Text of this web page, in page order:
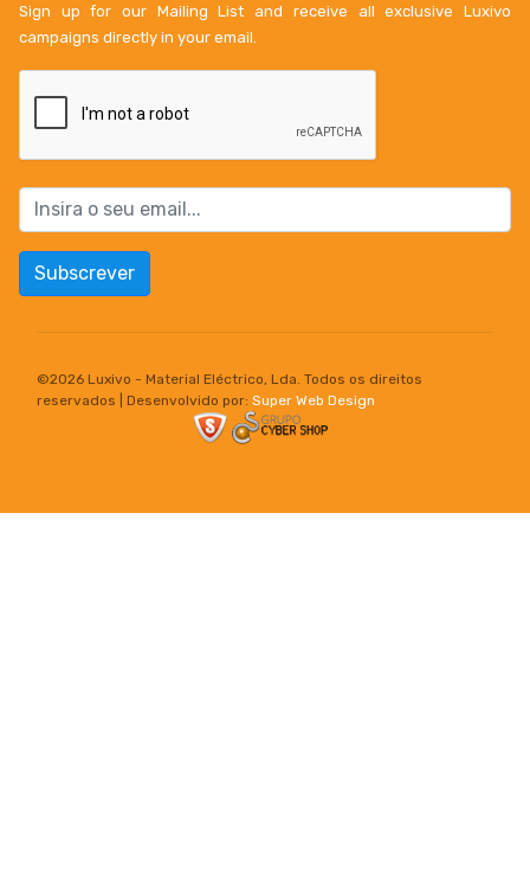
Sign up for our Mailing List and receive all exclusive Luxivo
campaigns directly in your email.
Subscrever
©2026 Luxivo - Material Eléctrico, Lda. Todos os direitos
reservados | Desenvolvido por: Super Web Design